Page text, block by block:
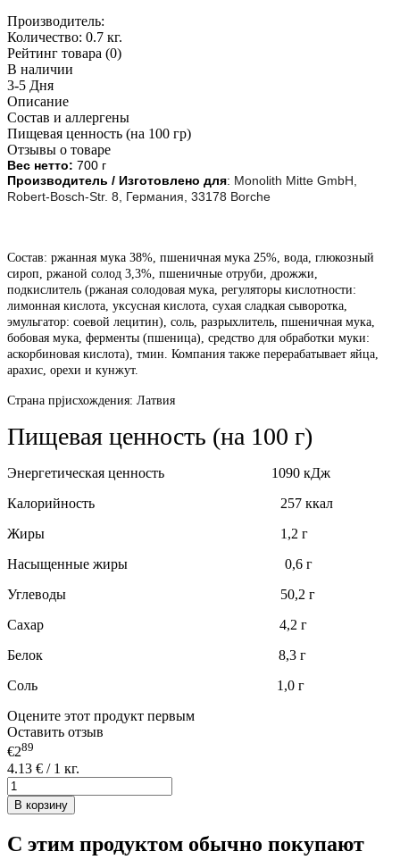
Производитель:
Количество: 0.7 кг.
Рейтинг товара (0)
В наличии
3-5 Дня
Описание
Состав и аллергены
Пищевая ценность (на 100 гр)
Отзывы о товаре
Вес нетто: 700 г
Производитель / Изготовлено для: Monolith Mitte GmbH,
Robert-Bosch-Str. 8, Германия, 33178 Borche
Состав: ржанная мука 38%, пшеничная мука 25%, вода, глюкозный
сироп, ржаной солод 3,3%, пшеничные отруби, дрожжи,
подкислитель (ржаная солодовая мука, регуляторы кислотности:
лимонная кислота, уксусная кислота, сухая сладкая сыворотка,
эмульгатор: соевой лецитин), соль, разрыхлитель, пшеничная мука,
бобовая мука, ферменты (пшеница), средство для обработки муки:
аскорбиновая кислота), тмин. Компания также перерабатывает яйца,
арахис, орехи и кунжут.
Страна прjисхождения: Латвия
Пищевая ценность (на 100 г)
Энергетическая ценность 1090 кДж
Калорийность 257 ккал
Жиры 1,2 г
Насыщенные жиры 0,6 г
Углеводы 50,2 г
Сахар 4,2 г
Белок 8,3 г
Соль 1,0 г
Оцените этот продукт первым
Оставить отзыв
€289
4.13 € / 1 кг.
В корзину
С этим продуктом обычно покупают